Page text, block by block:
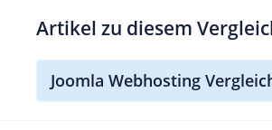
Artikel zu diesem
Joomla Webhosting